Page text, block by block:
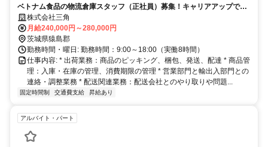
ベトナム食品の物流倉庫スタッフ（正社員）募集！キャリアアップで管
理職を目指せるチャンスあり！
株式会社三角
月給240,000円～280,000円
茨城県猿島郡
勤務時間・曜日: 勤務時間：9:00～18:00（実働8時間）
仕事内容: * 出荷業務：商品のピッキング、梱包、発送、配達 * 商品管
理：入庫・在庫の管理、消費期限の管理 * 営業部門と輸出入部門との
連絡・調整業務 * 配送関連業務：配送会社とのやり取りや問題...
固定時間制 交通費支給 昇給あり
アルバイト・パート